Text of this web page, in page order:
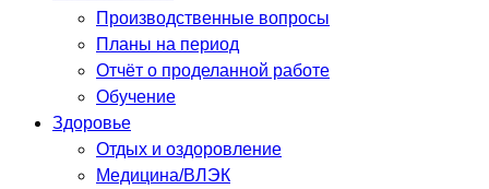
Производственные вопросы
Планы на период
Отчёт о проделанной работе
Обучение
Здоровье
Отдых и оздоровление
Медицина/ВЛЭК